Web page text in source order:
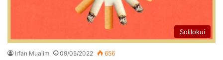
Solilokui
Irfan Mualim 09/05/2022 656